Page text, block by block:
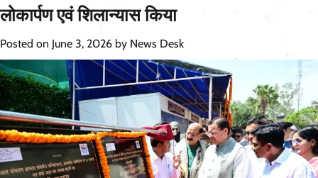
लोकार्पण एवं शिलान्यास किया
Posted on June 3, 2026 by News Desk